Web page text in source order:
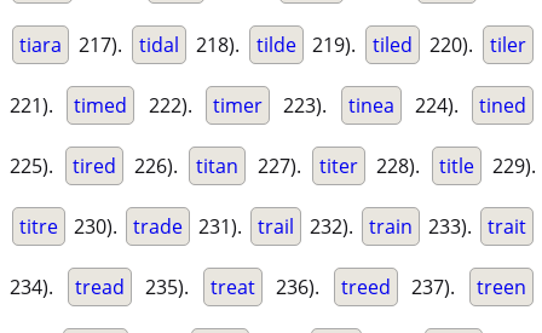
tiara 217). tidal 218). tilde 219). tiled 220). tiler
221). timed 222). timer 223). tinea 224). tined
225). tired 226). titan 227). titer 228). title 229).
titre 230). trade 231). trail 232). train 233). trait
234). tread 235). treat 236). treed 237). treen